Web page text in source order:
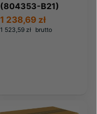
(804353-B21)
1 523,59 zł brutto
1 238,69 zł